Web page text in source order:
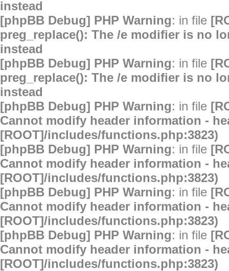
instead
[phpBB Debug] PHP Warning: in file
preg_replace(): The /e modifier is no
instead
[phpBB Debug] PHP Warning: in file
preg_replace(): The /e modifier is no
instead
[phpBB Debug] PHP Warning: in file
Cannot modify header information -
[ROOT]/includes/functions.php:3823)
[phpBB Debug] PHP Warning: in file
Cannot modify header information -
[ROOT]/includes/functions.php:3823)
[phpBB Debug] PHP Warning: in file
Cannot modify header information -
[ROOT]/includes/functions.php:3823)
[phpBB Debug] PHP Warning: in file
Cannot modify header information -
[ROOT]/includes/functions.php:3823)